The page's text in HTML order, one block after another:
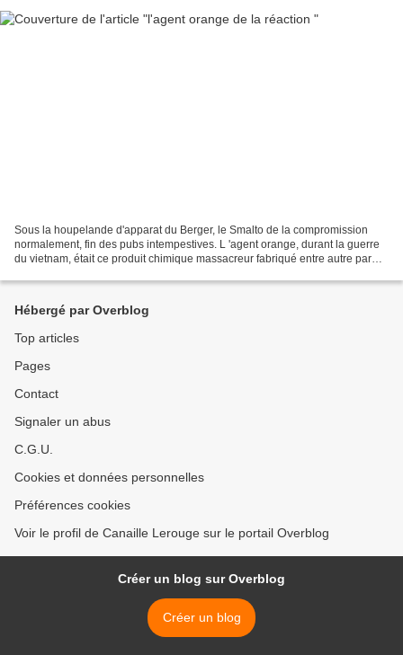
Sous la houpelande d'apparat du Berger, le Smalto de la compromission
normalement, fin des pubs intempestives. L 'agent orange, durant la guerre
du vietnam, était ce produit chimique massacreur fabriqué entre autre par
Hébergé par Overblog
Top articles
Pages
Contact
Signaler un abus
C.G.U.
Cookies et données personnelles
Préférences cookies
Voir le profil de Canaille Lerouge sur le portail Overblog
Créer un blog sur Overblog
Créer un blog